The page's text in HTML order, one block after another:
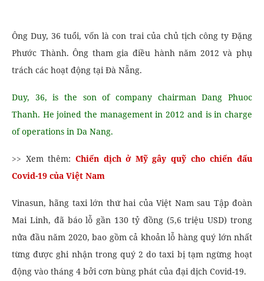
Ông Duy, 36 tuổi, vốn là con trai của chủ tịch công ty Đặng
Phước Thành. Ông tham gia điều hành năm 2012 và phụ
trách các hoạt động tại Đà Nẵng.
Duy, 36, is the son of company chairman Dang Phuoc
Thanh. He joined the management in 2012 and is in charge
of operations in Da Nang.
>> Xem thêm: Chiến dịch ở Mỹ gây quỹ cho chiến đấu
Covid-19 của Việt Nam
Vinasun, hãng taxi lớn thứ hai của Việt Nam sau Tập đoàn
Mai Linh, đã báo lỗ gần 130 tỷ đồng (5,6 triệu USD) trong
nửa đầu năm 2020, bao gồm cả khoản lỗ hàng quý lớn nhất
từng được ghi nhận trong quý 2 do taxi bị tạm ngừng hoạt
động vào tháng 4 bởi cơn bùng phát của đại dịch Covid-19.